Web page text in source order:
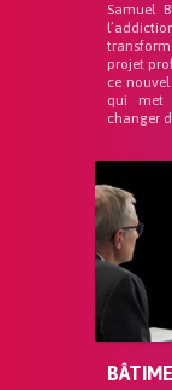
Samuel
projet
ce
qui met
changer